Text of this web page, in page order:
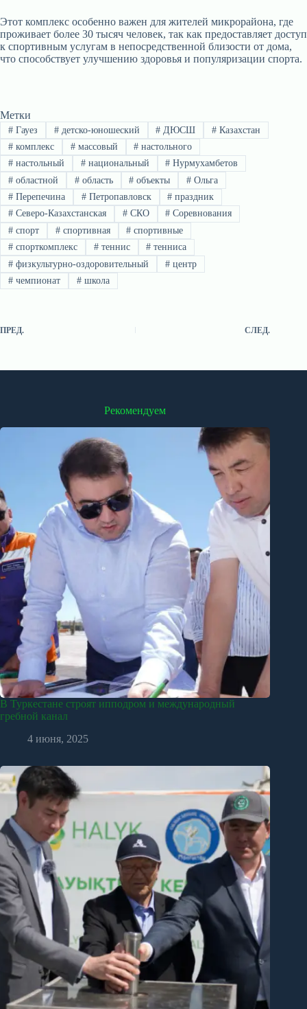
Этот комплекс особенно важен для жителей микрорайона, где
проживает более 30 тысяч человек, так как предоставляет доступ
к спортивным услугам в непосредственной близости от дома,
что способствует улучшению здоровья и популяризации спорта.
Метки
#Гауез #детско-юношеский # ДЮСШ # Казахстан
#комплекс #массовый # настольного
#настольный #национальный # Нурмухамбетов
#областной #область # объекты # Ольга
#Перепечина #Петропавловск # праздник
#Северо-Казахстанская #СКО # Соревнования
#спорт #спортивная # спортивные
#спорткомплекс #теннис # тенниса
#физкультурно-оздоровительный #центр
#чемпионат #школа
ПРЕД. СЛЕД.
Рекомендуем
В Туркестане строят ипподром и международный
гребной канал
4 июня, 2025